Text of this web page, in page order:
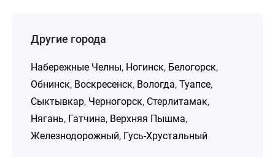
Другие города
Набережные Челны, Ногинск, Белогорск,
Обнинск, Воскресенск, Вологда, Туапсе,
Сыктывкар, Черногорск, Стерлитамак,
Нягань, Гатчина, Верхняя Пышма,
Железнодорожный, Гусь-Хрустальный